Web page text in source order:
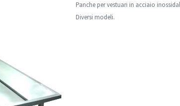
Panche per vestuari in acciaio
Diversi modeli.